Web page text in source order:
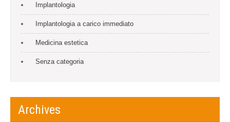
Implantologia
Implantologia a carico immediato
Medicina estetica
Senza categoria
Archives